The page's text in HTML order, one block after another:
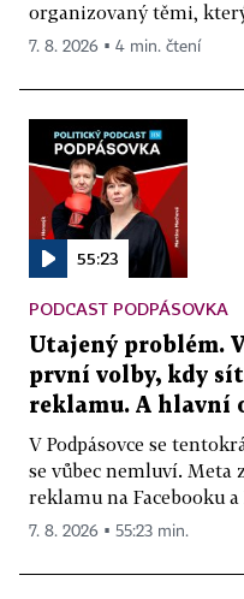
organizovaný těmi,
7. 8. 2026 ▪ 4 min. čtení
55:23
PODCAST PODPÁSOVKA
Utajený problém.
první volby, kdy
reklamu. A hlavní
V Podpásovce se
se vůbec nemluví. Meta
reklamu na Facebooku
7. 8. 2026 ▪ 55:23 min.